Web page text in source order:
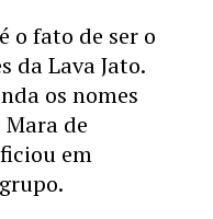
o fato de ser o
da Lava Jato.
os nomes
de
em